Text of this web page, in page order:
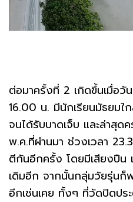
ต่อมาครั้งที่ 2 เกิดขึ้นเมื่อวั
16.00 น. มีนักเรียนมัธยมใ
จนได้รับบาดเจ็บ และล่าสุ
พ.ค.ที่ผ่านมา ช่วงเวลา
ตีกันอีกครั้ง โดยมีเสียงปืน
เดิมอีก จากนั้นกลุ่มวัยรุ่นก็
อีกเช่นเคย ทั้งๆ ที่วัดปิดปร